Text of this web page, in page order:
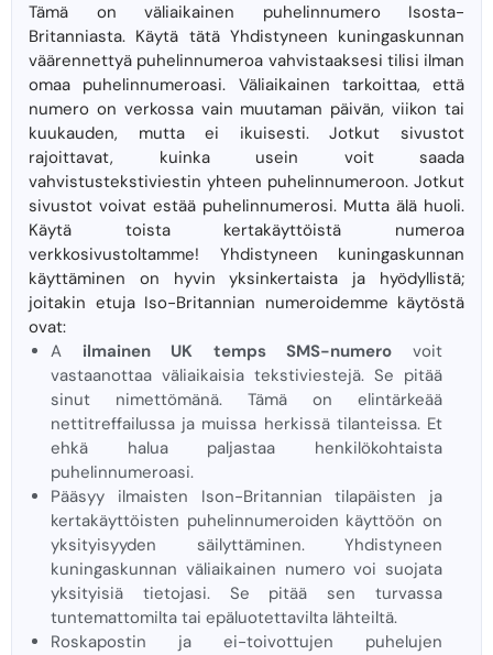
Tämä on väliaikainen puhelinnumero Isosta-
Britanniasta. Käytä tätä Yhdistyneen kuningaskunnan
väärennettyä puhelinnumeroa vahvistaaksesi tilisi ilman
omaa puhelinnumeroasi. Väliaikainen tarkoittaa, että
numero on verkossa vain muutaman päivän, viikon tai
kuukauden, mutta ei ikuisesti. Jotkut sivustot
rajoittavat, kuinka usein voit saada
vahvistustekstiviestin yhteen puhelinnumeroon. Jotkut
sivustot voivat estää puhelinnumerosi. Mutta älä huoli.
Käytä toista kertakäyttöistä numeroa
verkkosivustoltamme! Yhdistyneen kuningaskunnan
käyttäminen on hyvin yksinkertaista ja hyödyllistä;
joitakin etuja Iso-Britannian numeroidemme käytöstä
ovat:
A ilmainen UK temps SMS-numero voit
vastaanottaa väliaikaisia ​​tekstiviestejä. Se pitää
sinut nimettömänä. Tämä on elintärkeää
nettitreffailussa ja muissa herkissä tilanteissa. Et
ehkä halua paljastaa henkilökohtaista
puhelinnumeroasi.
Pääsyy ilmaisten Ison-Britannian tilapäisten ja
kertakäyttöisten puhelinnumeroiden käyttöön on
yksityisyyden säilyttäminen. Yhdistyneen
kuningaskunnan väliaikainen numero voi suojata
yksityisiä tietojasi. Se pitää sen turvassa
tuntemattomilta tai epäluotettavilta lähteiltä.
Roskapostin ja ei-toivottujen puhelujen